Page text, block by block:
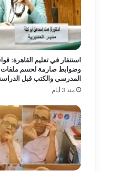
استنفار في تعليم القاهرة:
وضوابط صارمة لحسم ملفات
المدرسي والكتب قبل
منذ 3 أيام